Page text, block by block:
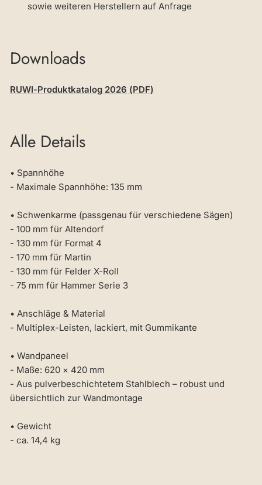
sowie weiteren Herstellern auf Anfrage
Downloads
RUWI-Produktkatalog 2026 (PDF)
Alle Details
• Spannhöhe
- Maximale Spannhöhe: 135 mm
• Schwenkarme (passgenau für verschiedene Sägen)
- 100 mm für Altendorf
- 130 mm für Format 4
- 170 mm für Martin
- 130 mm für Felder X-Roll
- 75 mm für Hammer Serie 3
• Anschläge & Material
- Multiplex-Leisten, lackiert, mit Gummikante
• Wandpaneel
- Maße: 620 × 420 mm
- Aus pulverbeschichtetem Stahlblech – robust und
übersichtlich zur Wandmontage
• Gewicht
- ca. 14,4 kg